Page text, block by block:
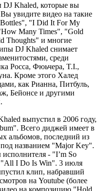
DJ Khaled, которые вы
увидите видео на такие
"I Did It For My
Many Times", "Gold
Thoughts" и многие
DJ Khaled снимает
среди
Росса, Фюьчера, T.I.,
Кроме этого Халед
как Рианна, Питбуль,
Бейонсе и другими
выпустил в 2006 году,
Всего диджей имеет в
альбомов, последний из
названием "Major Key".
- "I’m So
I Do Is Win". 3 июля
клип, набравший
на Youtube (более
на композицию "Hold